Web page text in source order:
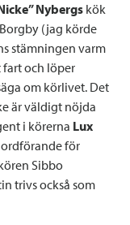
Nybergskök
(jag körde
stämningen varm
fart och löper
om körlivet. Det
är väldigt nöjda
i körerna Lux
ordförande för
Sibbo
trivs också som